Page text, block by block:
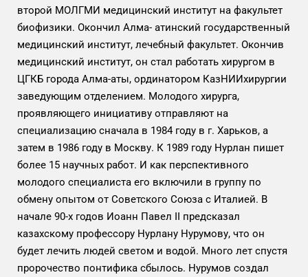
второй МОЛГМИ медицинский институт на факультет
биофизики. Окончил Алма- атинский государственный
медицинский институт, лечебный факультет. Окончив
медицинский институт, он стал работать хирургом в
ЦГКБ города Алма-аты, ординатором КазНИИхирургии
заведующим отделением. Молодого хирурга,
проявляющего инициативу отправляют на
специализацию сначала в 1984 году в г. Харьков, а
затем в 1986 году в Москву. К 1989 году Нурлан пишет
более 15 научных работ. И как перспективного
молодого специалиста его включили в группу по
обмену опытом от Советского Союза с Италией. В
начале 90-х годов Иоанн Павел II предсказал
казахскому профессору Нурлану Нурумову, что он
будет лечить людей светом и водой. Много лет спустя
пророчество понтифика сбылось. Нурумов создал